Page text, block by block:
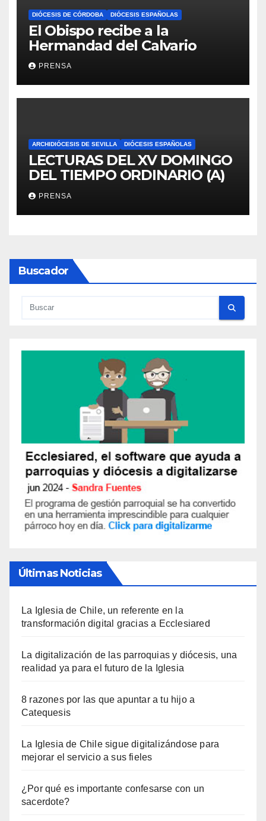
DIÓCESIS DE CÓRDOBA DIÓCESIS ESPAÑOLAS
El Obispo recibe a la
Hermandad del Calvario
PRENSA
ARCHIDIÓCESIS DE SEVILLA DIÓCESIS ESPAÑOLAS
LECTURAS DEL XV DOMINGO
DEL TIEMPO ORDINARIO (A)
PRENSA
Buscador
Últimas Noticias
La Iglesia de Chile, un referente en la
transformación digital gracias a Ecclesiared
La digitalización de las parroquias y diócesis, una
realidad ya para el futuro de la Iglesia
8 razones por las que apuntar a tu hijo a
Catequesis
La Iglesia de Chile sigue digitalizándose para
mejorar el servicio a sus fieles
¿Por qué es importante confesarse con un
sacerdote?